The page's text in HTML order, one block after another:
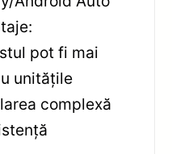
pot fi mai
unitățile
complexă